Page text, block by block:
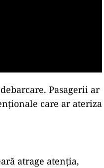
Pasagerii ar
care ar ateriza
atrage atenția,